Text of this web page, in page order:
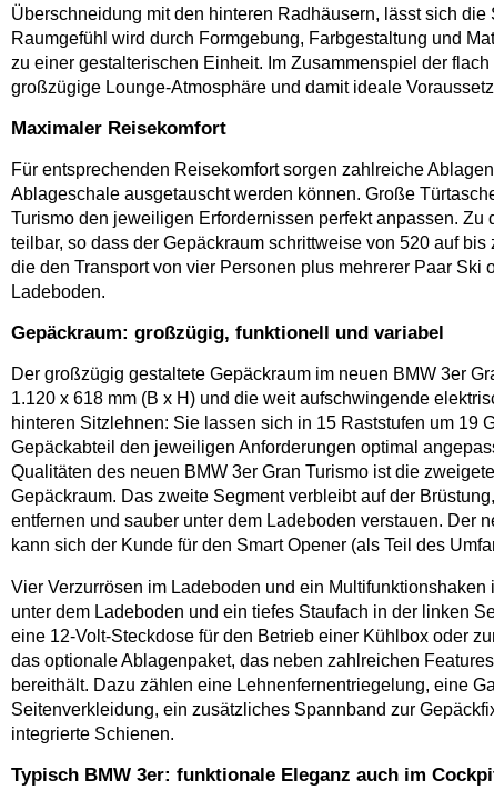
Überschneidung mit den hinteren Radhäusern, lässt sich
Raumgefühl wird durch Formgebung, Farbgestaltung und
zu einer gestalterischen Einheit. Im Zusammenspiel der
großzügige Lounge-Atmosphäre und damit ideale
Maximaler Reisekomfort
Für entsprechenden Reisekomfort sorgen zahlreiche
Ablageschale ausgetauscht werden können. Große
Turismo den jeweiligen Erfordernissen perfekt anpassen.
teilbar, so dass der Gepäckraum schrittweise von 520 auf
die den Transport von vier Personen plus mehrerer Paar
Ladeboden.
Gepäckraum: großzügig, funktionell und variabel
Der großzügig gestaltete Gepäckraum im neuen BMW 3er
1.120 x 618 mm (B x H) und die weit aufschwingende
hinteren Sitzlehnen: Sie lassen sich in 15 Raststufen um 19
Gepäckabteil den jeweiligen Anforderungen optimal
Qualitäten des neuen BMW 3er Gran Turismo ist die
Gepäckraum. Das zweite Segment verbleibt auf der
entfernen und sauber unter dem Ladeboden verstauen. Der
kann sich der Kunde für den Smart Opener (als Teil des
Vier Verzurrösen im Ladeboden und ein
unter dem Ladeboden und ein tiefes Staufach in der linken
eine 12-Volt-Steckdose für den Betrieb einer Kühlbox oder
das optionale Ablagenpaket, das neben zahlreichen
bereithält. Dazu zählen eine Lehnenfernentriegelung, eine
Seitenverkleidung, ein zusätzliches Spannband zur
integrierte Schienen.
Typisch BMW 3er: funktionale Eleganz auch im